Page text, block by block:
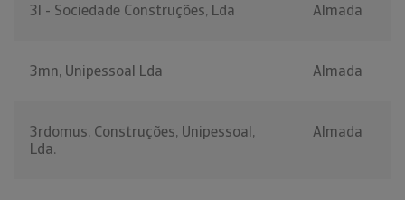
3l - Sociedade Construções, Lda Almada
3mn, Unipessoal Lda Almada
3rdomus, Construções, Unipessoal,
Lda.
Almada